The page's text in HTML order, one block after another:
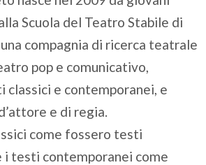
Scuola del Teatro Stabile di
compagnia di ricerca teatrale
pop e comunicativo,
e contemporanei, e
e di regia.
come fossero testi
i testi contemporanei come